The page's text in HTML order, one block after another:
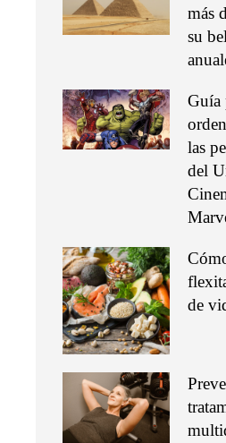
más
su
Guía
las
del
de